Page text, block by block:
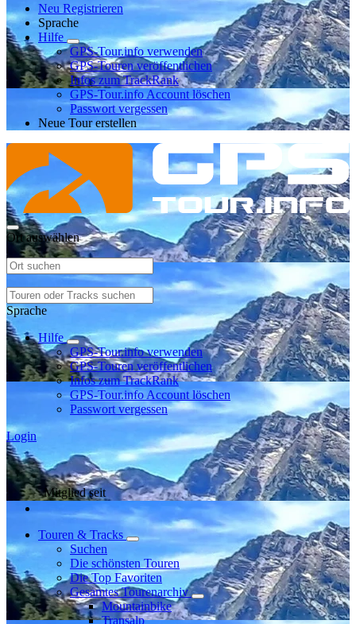
Neu Registrieren
Sprache
Hilfe
GPS-Tour.info verwenden
GPS-Touren veröffentlichen
Infos zum TrackRank
GPS-Tour.info Account löschen
Passwort vergessen
Neue Tour erstellen
Ort auswählen
Sprache
Hilfe
GPS-Tour.info verwenden
GPS-Touren veröffentlichen
Infos zum TrackRank
GPS-Tour.info Account löschen
Passwort vergessen
Login
Mitglied seit
Touren & Tracks
Suchen
Die schönsten Touren
Die Top Favoriten
Gesamtes Tourenarchiv
Mountainbike
Transalp